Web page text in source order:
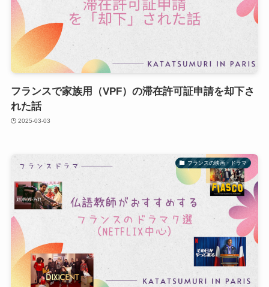
フランスで家族用（VPF）の滞在許可証申請を却下さ
れた話
2025-03-03
フランスの映画・ドラマ